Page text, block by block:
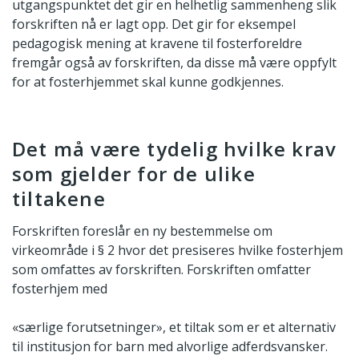
utgangspunktet det gir en helhetlig sammenheng slik
forskriften nå er lagt opp. Det gir for eksempel
pedagogisk mening at kravene til fosterforeldre
fremgår også av forskriften, da disse må være oppfylt
for at fosterhjemmet skal kunne godkjennes.
Det må være tydelig hvilke krav
som gjelder for de ulike
tiltakene
Forskriften foreslår en ny bestemmelse om
virkeområde i § 2 hvor det presiseres hvilke fosterhjem
som omfattes av forskriften. Forskriften omfatter
fosterhjem med
«særlige forutsetninger», et tiltak som er et alternativ
til institusjon for barn med alvorlige adferdsvansker.